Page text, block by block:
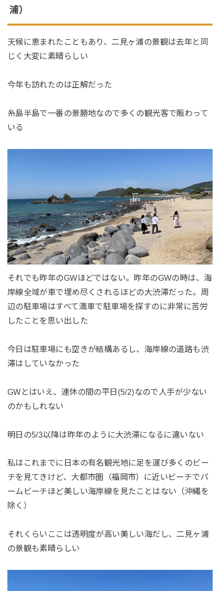
浦）
天候に恵まれたこともあり、二見ヶ浦の景観は去年と同
じく大変に素晴らしい
今年も訪れたのは正解だった
糸島半島で一番の景勝地なので多くの観光客で賑わって
いる
それでも昨年のGWほどではない。昨年のGWの時は、海
岸線全域が車で埋め尽くされるほどの大渋滞だった。周
辺の駐車場はすべて満車で駐車場を探すのに非常に苦労
したことを思い出した
今日は駐車場にも空きが結構あるし、海岸線の道路も渋
滞はしていなかった
GWとはいえ、連休の間の平日(5/2)なので人手が少ない
のかもしれない
明日の5/3以降は昨年のように大渋滞になるに違いない
私はこれまでに日本の有名観光地に足を運び多くのビー
チを見てきけど、大都市圏（福岡市）に近いビーチでパ
ームビーチほど美しい海岸線を見たことはない（沖縄を
除く）
それくらいここは透明度が高い美しい海だし、二見ヶ浦
の景観も素晴らしい